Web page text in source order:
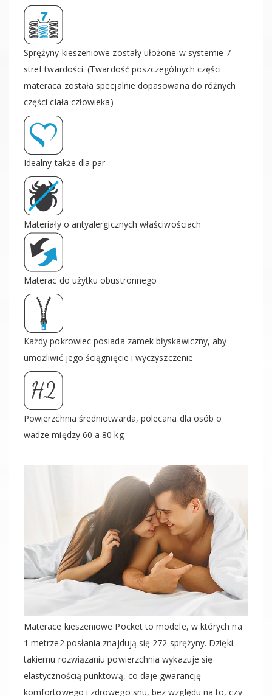
Sprężyny kieszeniowe zostały ułożone w systemie 7
stref twardości. (Twardość poszczególnych części
materaca została specjalnie dopasowana do różnych
części ciała człowieka)
Idealny także dla par
Materiały o antyalergicznych właściwościach
Materac do użytku obustronnego
Każdy pokrowiec posiada zamek błyskawiczny, aby
umożliwić jego ściągnięcie i wyczyszczenie
Powierzchnia średniotwarda, polecana dla osób o
wadze między 60 a 80 kg
Materace kieszeniowe Pocket to modele, w których na
1 metrze2 posłania znajdują się 272 sprężyny. Dzięki
takiemu rozwiązaniu powierzchnia wykazuje się
elastycznością punktową, co daje gwarancję
komfortowego i zdrowego snu, bez względu na to, czy